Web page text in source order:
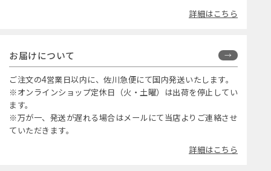
詳細はこちら
お届けについて
ご注文の4営業日以内に、佐川急便にて国内発送いたします。
※オンラインショップ定休日（火・土曜）は出荷を停止してい
ます。
※万が一、発送が遅れる場合はメールにて当店よりご連絡させ
ていただきます。
詳細はこちら